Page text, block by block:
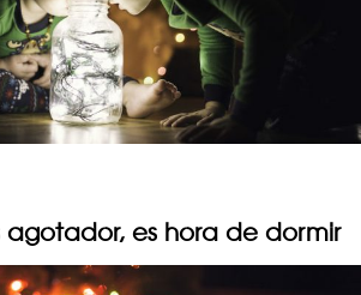
agotador, es hora de dormir